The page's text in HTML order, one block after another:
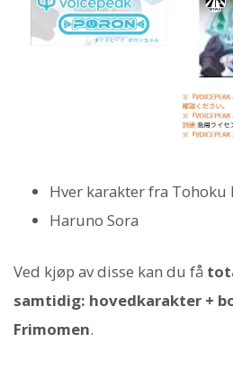
Hver karakter fra Tohoku
Haruno Sora
Ved kjøp av disse kan du få
samtidig: hovedkarakter +
Frimomen.